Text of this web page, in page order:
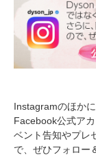
Instagramのほか
Facebook公式アカ
ベント告知やプレ
で、ぜひフォロー